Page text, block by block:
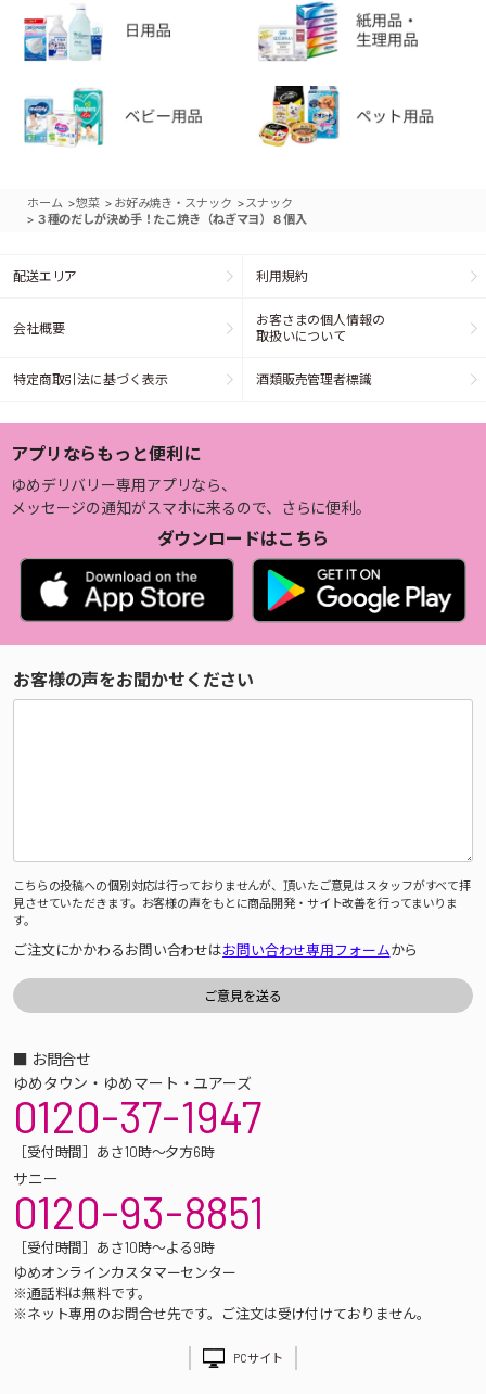
ホーム >惣菜 > お好み焼き・スナック > スナック
> ３種のだしが決め手！たこ焼き（ねぎマヨ）８個入
配送エリア 利用規約
会社概要
お客さまの個人情報の
取扱いについて
特定商取引法に基づく表示 酒類販売管理者標識
アプリならもっと便利に
ゆめデリバリー専用アプリなら、
メッセージの通知がスマホに来るので、さらに便利。
ダウンロードはこちら
お客様の声をお聞かせください
こちらの投稿への個別対応は行っておりませんが、頂いたご意見はスタッフがすべて拝
見させていただきます。お客様の声をもとに商品開発・サイト改善を行ってまいりま
す。
ご注文にかかわるお問い合わせはお問い合わせ専用フォームから
■ お問合せ
ゆめタウン・ゆめマート・ユアーズ
0120-37-1947
［受付時間］あさ10時～夕方6時
サニー
0120-93-8851
［受付時間］あさ10時～よる9時
ゆめオンラインカスタマーセンター
※通話料は無料です。
※ネット専用のお問合せ先です。ご注文は受け付けておりません。
PCサイト